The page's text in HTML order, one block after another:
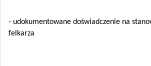
- udokumentowane doświadczenie na
felkarza